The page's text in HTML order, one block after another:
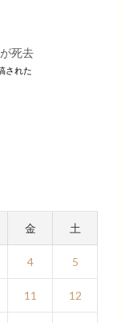
死去
された
金 土
4 5
11 12